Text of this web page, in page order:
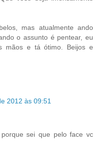
mas atualmente ando
o assunto é pentear, eu
mãos e tá ótimo. Beijos e
2012 às 09:51
sei que pelo face vc